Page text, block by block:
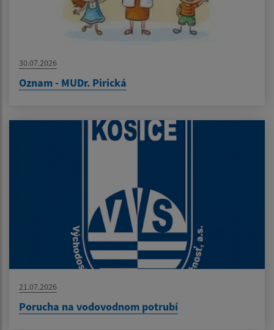
30.07.2026
Oznam - MUDr. Pirická
21.07.2026
Porucha na vodovodnom potrubí